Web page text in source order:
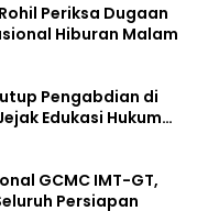
Periksa Dugaan
Hiburan Malam
Pengabdian di
Edukasi Hukum
GCMC IMT-GT,
Persiapan